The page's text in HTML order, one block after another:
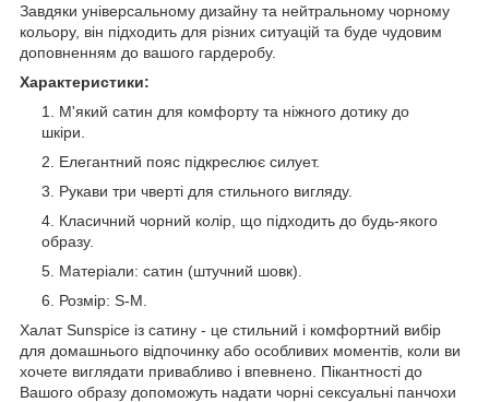
Завдяки універсальному дизайну та нейтральному чорному
кольору, він підходить для різних ситуацій та буде чудовим
доповненням до вашого гардеробу.
Характеристики:
М'який сатин для комфорту та ніжного дотику до
шкіри.
Елегантний пояс підкреслює силует.
Рукави три чверті для стильного вигляду.
Класичний чорний колір, що підходить до будь-якого
образу.
Матеріали: сатин (штучний шовк).
Розмір: S-M.
Халат Sunspice із сатину - це стильний і комфортний вибір
для домашнього відпочинку або особливих моментів, коли ви
хочете виглядати привабливо і впевнено. Пікантності до
Вашого образу допоможуть надати чорні сексуальні панчохи